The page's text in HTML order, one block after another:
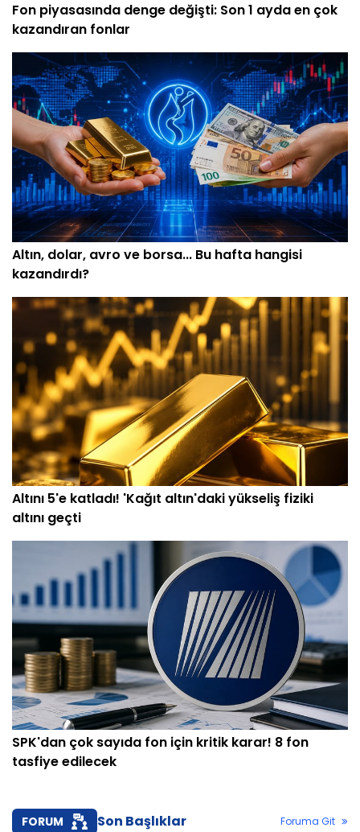
Fon piyasasında denge değişti: Son 1 ayda en çok
kazandıran fonlar
Altın, dolar, avro ve borsa... Bu hafta hangisi
kazandırdı?
Altını 5'e katladı! 'Kağıt altın'daki yükseliş fiziki
altını geçti
SPK'dan çok sayıda fon için kritik karar! 8 fon
tasfiye edilecek
FORUM Son Başlıklar Foruma Git